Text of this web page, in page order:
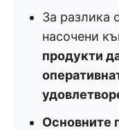
За разлика
насочени
продукти
Основните